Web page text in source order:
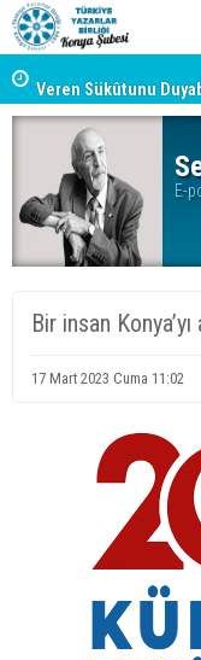
Muhammet Enes
Veren Sükûtunu
Erzincan’da Kültür ve
Sokağı Açılışı
E-
Bir insan
17 Mart 2023 Cuma 11:02